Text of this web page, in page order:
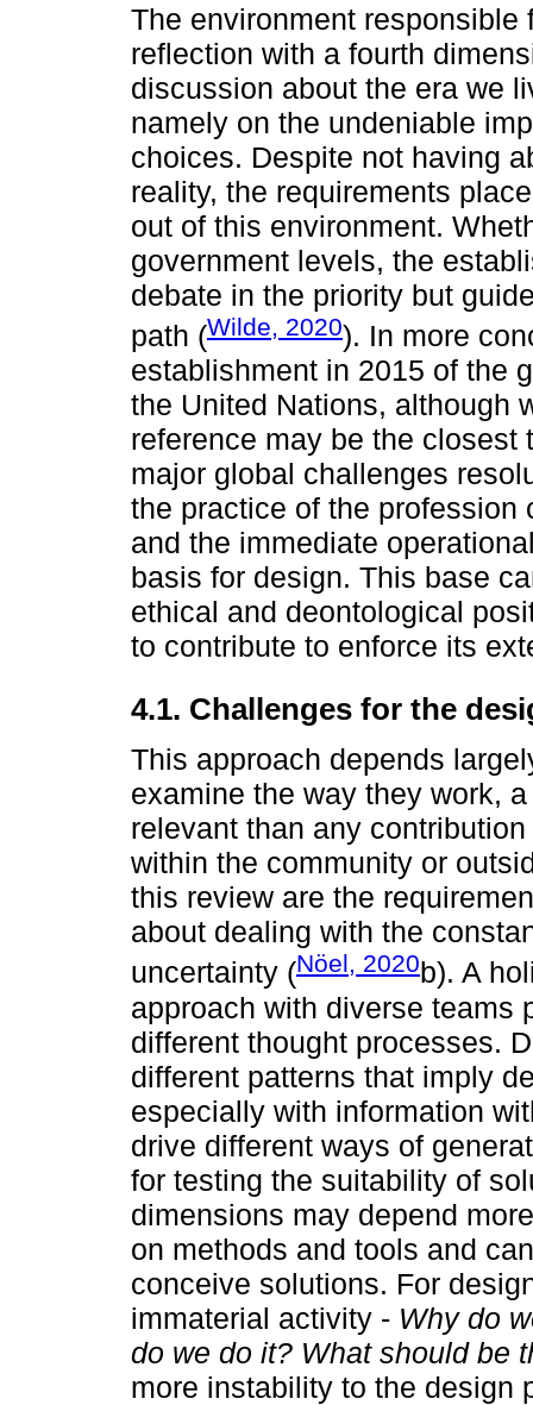
The environment
reflection with a fourth
discussion about the era we
namely on the undeniable
choices. Despite not having
reality, the requirements
out of this environment.
government levels, the
debate in the priority but
path (Wilde, 2020). In more
establishment in 2015 of the
the United Nations, although
reference may be the
major global challenges
the practice of the
and the immediate
basis for design. This base
ethical and deontological
to contribute to enforce its
4.1. Challenges for the
This approach depends
examine the way they work,
relevant than any
within the community or
this review are the
about dealing with the
uncertainty (Nöel, 2020b). A
approach with diverse teams
different thought processes.
different patterns that imply
especially with information
drive different ways of
for testing the suitability of
dimensions may depend
on methods and tools and
conceive solutions. For
immaterial activity - Why do
do we do it? What should be
more instability to the design